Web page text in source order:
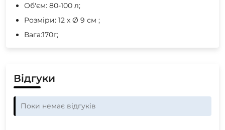
Об'єм: 80-100 л;
Розміри: 12 х Ø 9 см ;
Вага:170г;
Відгуки
Поки немає відгуків